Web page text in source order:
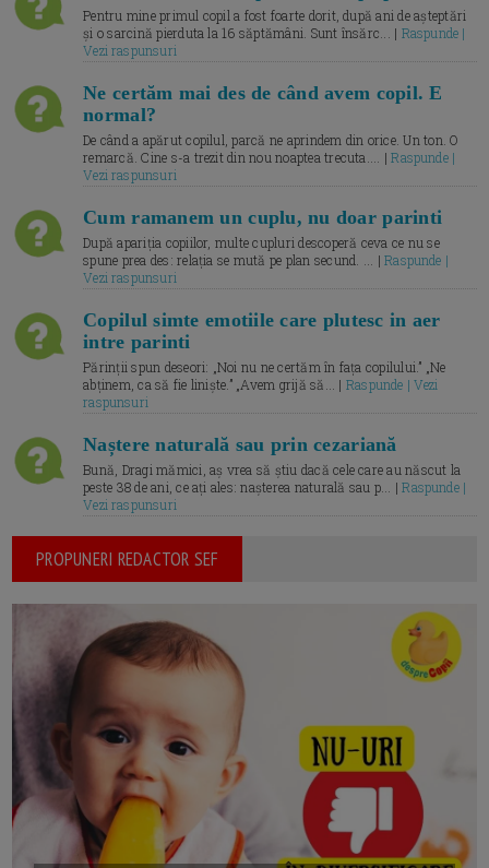
Pentru mine primul copil a fost foarte dorit, după ani de așteptări
și o sarcină pierduta la 16 săptămâni. Sunt însărc... | Raspunde |
Vezi raspunsuri
Ne certăm mai des de când avem copil. E
normal?
De când a apărut copilul, parcă ne aprindem din orice. Un ton. O
remarcă. Cine s-a trezit din nou noaptea trecuta.... |Raspunde |
Vezi raspunsuri
Cum ramanem un cuplu, nu doar parinti
După apariția copiilor, multe cupluri descoperă ceva ce nu se
spune prea des: relația se mută pe plan secund. ... |Raspunde |
Vezi raspunsuri
Copilul simte emotiile care plutesc in aer
intre parinti
Părinții spun deseori: „Noi nu ne certăm în fața copilului.” „Ne
abținem, ca să fie liniște.” „Avem grijă să... | Raspunde | Vezi
raspunsuri
Naștere naturală sau prin cezariană
Bună, Dragi mămici, aș vrea să știu dacă cele care au născut la
peste 38 de ani, ce ați ales: nașterea naturală sau p... |Raspunde |
Vezi raspunsuri
PROPUNERI REDACTOR SEF